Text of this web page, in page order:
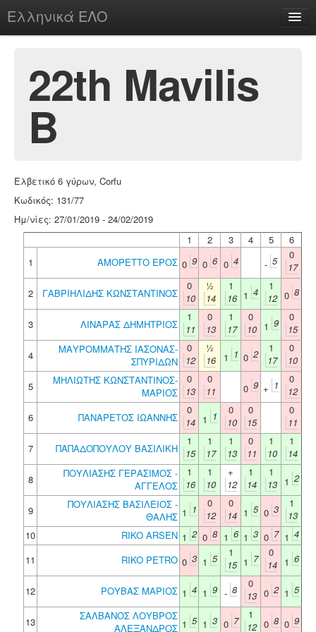
Ελληνικά ΕΛΟ
chesstu.be @ discord
Login
22th Mavilis
B
Ελβετικό 6 γύρων, Corfu
Κωδικός: 131/77
Ημ/νίες: 27/01/2019 - 24/02/2019
1
2 3 4 5
6
1
ΑΜΟΡΕΤΤΟ ΕΡΟΣ 0 9 0 6 0 4 - 5
0
17
2
ΓΑΒΡΙΗΛΙΔΗΣ ΚΩΝΣΤΑΝΤΙΝΟΣ
0
10
½
14
1
16 1 4
1
12 0 8
3 ΛΙΝΑΡΑΣ ΔΗΜΗΤΡΙΟΣ
1
11
0
13
1
17
0
10 1 9
0
15
4
ΜΑΥΡΟΜΜΑΤΗΣ ΙΑΣΟΝΑΣ-
ΣΠΥΡΙΔΩΝ
0
12
½
16
1 1 0 2
1
17
0
10
5
ΜΗΛΙΩΤΗΣ ΚΩΝΣΤΑΝΤΙΝΟΣ-
ΜΑΡΙΟΣ
0
13
0
11
0 9 + 1
0
12
6
ΠΑΝΑΡΕΤΟΣ ΙΩΑΝΝΗΣ
0
14
1 1
0
10
0
15
0
11
7
ΠΑΠΑΔΟΠΟΥΛΟΥ ΒΑΣΙΛΙΚΗ
1
15
1
17
1
13
0
11
1
10
1
14
8
ΠΟΥΛΙΑΣΗΣ ΓΕΡΑΣΙΜΟΣ -
ΑΓΓΕΛΟΣ
1
16
1
10
+
12
1
14
1
13
1 2
9
ΠΟΥΛΙΑΣΗΣ ΒΑΣΙΛΕΙΟΣ -
ΘΑΛΗΣ 1 1
0
12
0
14 1 5 0 3
1
13
10
RIKO ARSEN 1 2 0 8 1 6 1 3 0 7 1 4
11
RIKO PETRO 0 3 1 5
1
15 1 7
0
14
1 6
12 ΡΟΥΒΑΣ ΜΑΡΙΟΣ 1 4 1 9 - 8
0
13 0 2 1 5
13
ΣΑΛΒΑΝΟΣ ΛΟΥΒΡΟΣ
ΑΛΕΞΑΝΔΡΟΣ 1 5 1 3 0 7
1
12 0 8 0 9